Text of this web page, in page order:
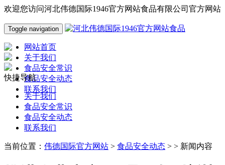
欢迎您访问河北伟德国际1946官方网站食品有限公司官方网站
Toggle navigation
网站首页
关于我们
食品安全常识
食品安全动态
联系我们
快捷导航
关于我们
食品安全常识
食品安全动态
联系我们
当前位置： 伟德国际官方网站 > 食品安全动态 > > 新闻内容